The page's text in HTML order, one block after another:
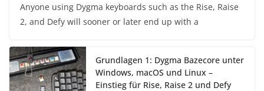
Anyone using Dygma keyboards such as the Rise, Raise
2, and Defy will sooner or later end up with a
Grundlagen 1: Dygma Bazecore unter
Windows, macOS und Linux –
Einstieg für Rise, Raise 2 und Defy